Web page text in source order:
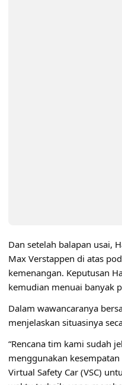
Dan setelah balapan usai,
Max Verstappen di atas
kemenangan. Keputusan
kemudian menuai banyak
Dalam wawancaranya
menjelaskan situasinya
“Rencana tim kami sudah
menggunakan kesempatan
Virtual Safety Car (VSC)